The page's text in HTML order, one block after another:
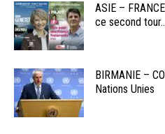
ASIE –
ce second
BIRMANIE –
Nations Unies